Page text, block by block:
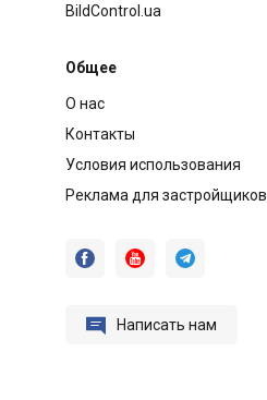
BildControl.ua
Общее
О нас
Контакты
Условия использования
Реклама для застройщиков
  
 Написать нам